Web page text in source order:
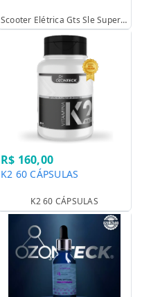
Scooter Elétrica Gts Sle Super Power 500w 12v - Sem Cnh Verm. - Sle 500w C/ Velocímetro
R$ 160,00
K2 60 CÁPSULAS
K2 60 CÁPSULAS